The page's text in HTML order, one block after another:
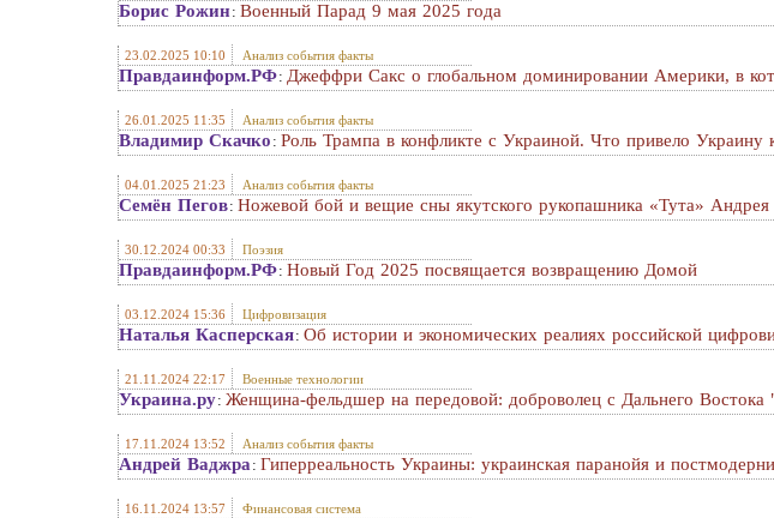
Борис Рожин: Военный Парад 9 мая 2025 года
23.02.2025 10:10 Анализ события факты
Правдаинформ.РФ: Джеффри Сакс о глобальном доминировании Америки, в
26.01.2025 11:35 Анализ события факты
Владимир Скачко : Роль Трампа в конфликте с Украиной. Что привело Украину
04.01.2025 21:23 Анализ события факты
Семён Пегов: Ножевой бой и вещие сны якутского рукопашника «Тута» Андрея
30.12.2024 00:33 Поэзия
Правдаинформ.РФ: Новый Год 2025 посвящается возвращению Домой
03.12.2024 15:36 Цифровизация
Наталья Касперская: Об истории и экономических реалиях российской
21.11.2024 22:17 Военные технологии
Украина.ру: Женщина-фельдшер на передовой: доброволец с Дальнего
17.11.2024 13:52 Анализ события факты
Андрей Ваджра : Гиперреальность Украины: украинская паранойя и
16.11.2024 13:57 Финансовая система